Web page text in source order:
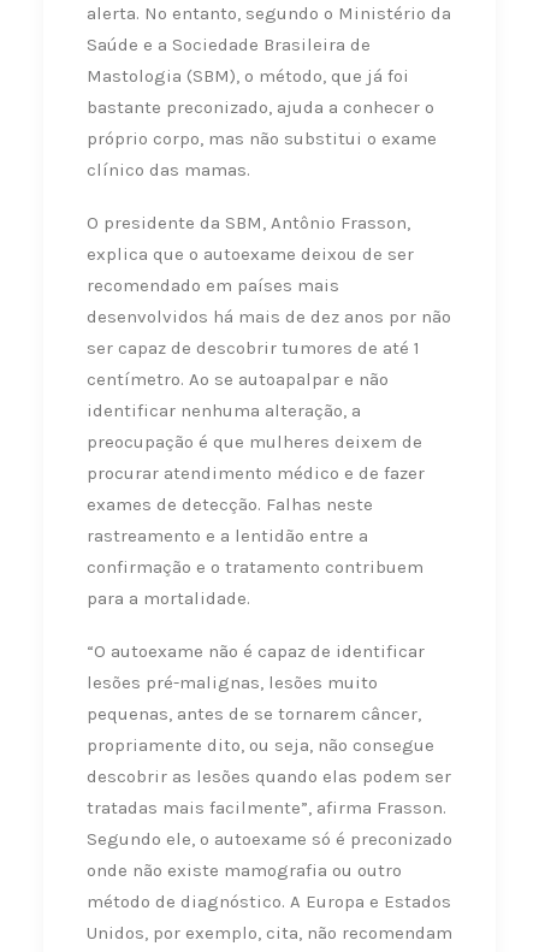
alerta. No entanto, segundo o Ministério da
Saúde e a Sociedade Brasileira de
Mastologia (SBM), o método, que já foi
bastante preconizado, ajuda a conhecer o
próprio corpo, mas não substitui o exame
clínico das mamas.
O presidente da SBM, Antônio Frasson,
explica que o autoexame deixou de ser
recomendado em países mais
desenvolvidos há mais de dez anos por não
ser capaz de descobrir tumores de até 1
centímetro. Ao se autoapalpar e não
identificar nenhuma alteração, a
preocupação é que mulheres deixem de
procurar atendimento médico e de fazer
exames de detecção. Falhas neste
rastreamento e a lentidão entre a
confirmação e o tratamento contribuem
para a mortalidade.
“O autoexame não é capaz de identificar
lesões pré-malignas, lesões muito
pequenas, antes de se tornarem câncer,
propriamente dito, ou seja, não consegue
descobrir as lesões quando elas podem ser
tratadas mais facilmente”, afirma Frasson.
Segundo ele, o autoexame só é preconizado
onde não existe mamografia ou outro
método de diagnóstico. A Europa e Estados
Unidos, por exemplo, cita, não recomendam